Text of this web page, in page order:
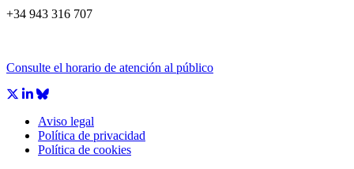
+34 943 316 707
Consulte el horario de atención al público
Aviso legal
Política de privacidad
Política de cookies
CÁMARA DE COMERCIO DE GIPUZKOA
COMISIÓN ASESORA DE MOVILIDAD DEL